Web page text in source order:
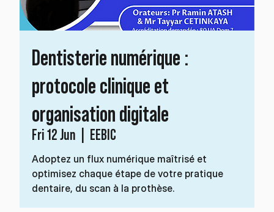
Dentisterie numérique :
protocole clinique et
organisation digitale
Fri 12 Jun EEBIC
Adoptez un flux numérique maîtrisé et
optimisez chaque étape de votre pratique
dentaire, du scan à la prothèse.